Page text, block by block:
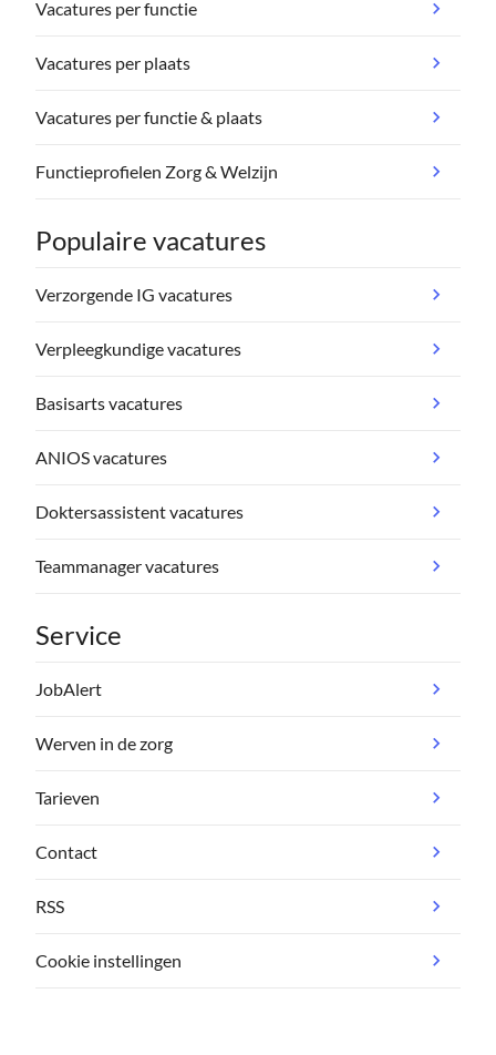
Vacatures per functie
Vacatures per plaats
Vacatures per functie & plaats
Functieprofielen Zorg & Welzijn
Populaire vacatures
Verzorgende IG vacatures
Verpleegkundige vacatures
Basisarts vacatures
ANIOS vacatures
Doktersassistent vacatures
Teammanager vacatures
Service
JobAlert
Werven in de zorg
Tarieven
Contact
RSS
Cookie instellingen